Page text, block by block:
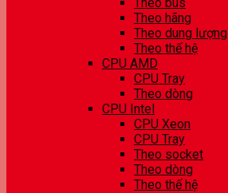
Theo hãng
Theo dung lượng
Theo thế hệ
CPU AMD
CPU Tray
Theo dòng
CPU Intel
CPU Xeon
CPU Tray
Theo socket
Theo dòng
Theo thế hệ